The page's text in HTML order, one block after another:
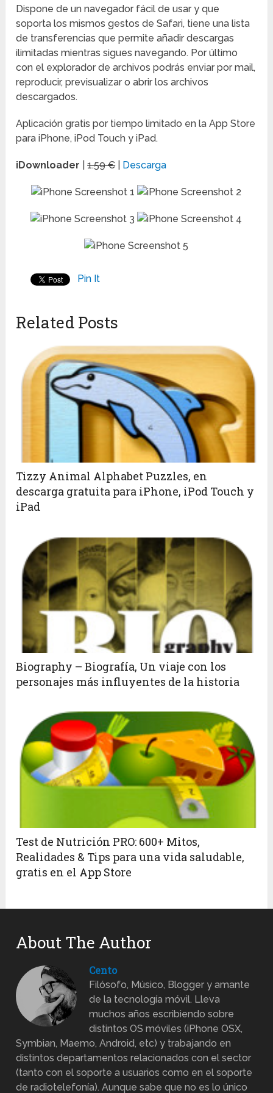
Dispone de un navegador fácil de usar y que
soporta los mismos gestos de Safari, tiene una lista
de transferencias que permite añadir descargas
ilimitadas mientras sigues navegando. Por último
con el explorador de archivos podrás enviar por mail,
reproducir, previsualizar o abrir los archivos
descargados.
Aplicación gratis por tiempo limitado en la App Store
para iPhone, iPod Touch y iPad.
iDownloader |1.59 € Descarga
Pin It
Related Posts
Tizzy Animal Alphabet Puzzles, en
descarga gratuita para iPhone, iPod Touch y
iPad
Biography – Biografía, Un viaje con los
personajes más influyentes de la historia
Test de Nutrición PRO: 600+ Mitos,
Realidades & Tips para una vida saludable,
gratis en el App Store
About The Author
Cento
Filósofo, Músico, Blogger y amante
de la tecnología móvil. Lleva
muchos años escribiendo sobre
distintos OS móviles (iPhone OSX,
Symbian, Maemo, Android, etc) y trabajando en
distintos departamentos relacionados con el sector
(tanto con el soporte a usuarios como en el soporte
de radiotelefonía). Aunque sabe que no es lo único